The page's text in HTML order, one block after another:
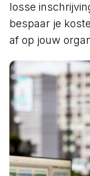
losse
bespaar je
af op jouw